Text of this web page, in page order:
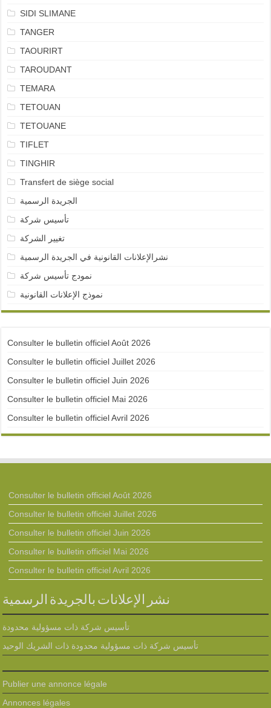
SIDI SLIMANE
TANGER
TAOURIRT
TAROUDANT
TEMARA
TETOUAN
TETOUANE
TIFLET
TINGHIR
Transfert de siège social
الجريدة الرسمية
تأسيس شركة
تغيير الشركة
نشرالإعلانات القانونية في الجريدة الرسمية
نمودج تأسيس شركة
نموذج الإعلانات القانونية
Consulter le bulletin officiel Août 2026
Consulter le bulletin officiel Juillet 2026
Consulter le bulletin officiel Juin 2026
Consulter le bulletin officiel Mai 2026
Consulter le bulletin officiel Avril 2026
Consulter le bulletin officiel Août 2026
Consulter le bulletin officiel Juillet 2026
Consulter le bulletin officiel Juin 2026
Consulter le bulletin officiel Mai 2026
Consulter le bulletin officiel Avril 2026
نشر الإعلانات بالجريدة الرسمية
تأسيس شركة ذات مسؤولية محدودة
تأسيس شركة ذات مسؤولية محدودة ذات الشريك الوحيد
Publier une annonce légale
Annonces légales